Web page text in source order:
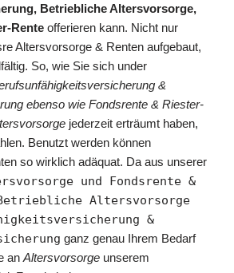
Betriebliche Altersvorsorge,
Rente offerieren kann. Nicht nur
Altersvorsorge & Renten aufgebaut,
So, wie Sie sich under
&
ebenso wie Fondsrente & Riester-
jederzeit erträumt haben,
Benutzt werden können
so wirklich adäquat. Da aus unserer
und Fondsrente &
Altersvorsorge
&
ganz genau Ihrem Bedarf
an Altersvorsorge unserem